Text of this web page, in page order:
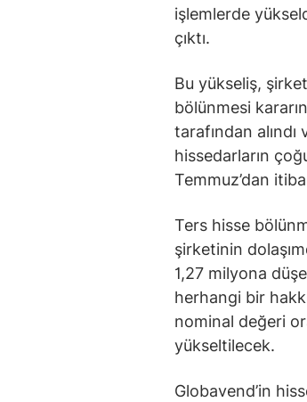
işlemlerde
çıktı.
Bu yükseliş,
bölünmesi
tarafından
hissedarların
Temmuz’dan
Ters hisse
şirketinin
1,27 milyona
herhangi bir
nominal değeri
yükseltilecek.
Globavend’in